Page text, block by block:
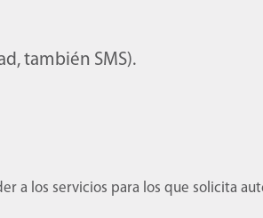
también SMS).
a los servicios para los que solicita